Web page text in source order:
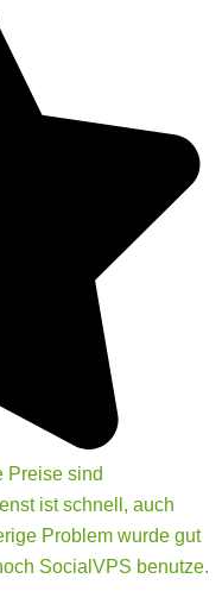
Preise sind
ist schnell, auch
Problem wurde gut
SocialVPS benutze.